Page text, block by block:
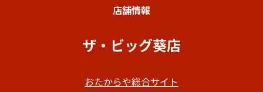
店舗情報
ザ・ビッグ葵店
おたからや総合サイト